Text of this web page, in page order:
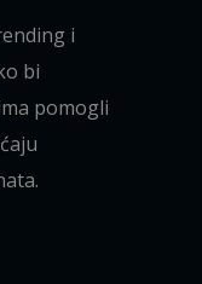
i
bi
pomogli